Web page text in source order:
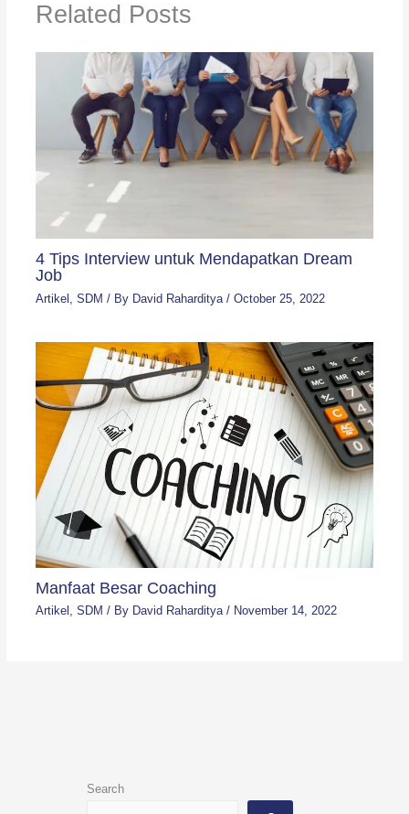
Related Posts
4 Tips Interview untuk Mendapatkan Dream
Job
Artikel SDM / By David Raharditya / October 25, 2022
Manfaat Besar Coaching
Artikel , SDM / By David Raharditya / November 14, 2022
Search